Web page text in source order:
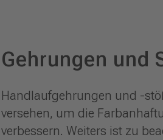
Gehrungen und
Handlaufgehrungen und -
versehen, um die
verbessern. Weiters ist zu